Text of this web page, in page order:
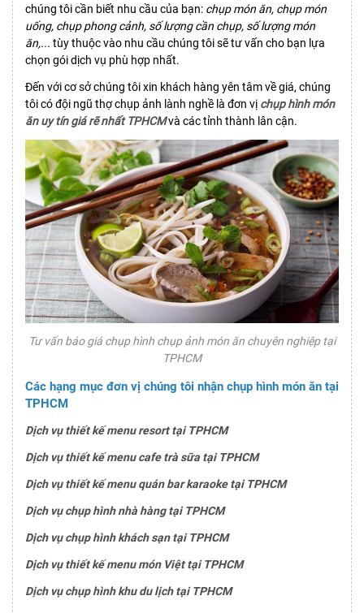
chúng tôi cần biết nhu cầu của bạn: chụp món ăn, chụp món
uống, chụp phong cảnh, số lượng cần chụp, số lượng món
ăn,... tùy thuộc vào nhu cầu chúng tôi sẽ tư vấn cho bạn lựa
chọn gói dịch vụ phù hợp nhất.
Đến với cơ sở chúng tôi xin khách hàng yên tâm về giá, chúng
tôi có đội ngũ thợ chụp ảnh lành nghề là đơn vị chụp hình món
ăn uy tín giá rẽ nhất TPHCMvà các tỉnh thành lân cận.
Tư vấn báo giá chụp hình chụp ảnh món ăn chuyên nghiệp tại
TPHCM
Các hạng mục đơn vị chúng tôi nhận chụp hình món ăn tại
TPHCM
Dịch vụ thiết kế menu resort tại TPHCM
Dịch vụ thiết kế menu cafe trà sữa tại TPHCM
Dịch vụ thiết kế menu quán bar karaoke tại TPHCM
Dịch vụ chụp hình nhà hàng tại TPHCM
Dịch vụ chụp hình khách sạn tại TPHCM
Dịch vụ thiết kế menu món Việt tại TPHCM
Dịch vụ chụp hình khu du lịch tại TPHCM